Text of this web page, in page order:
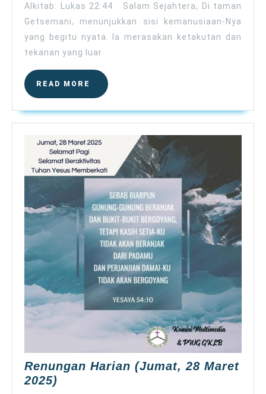
Alkitab: Lukas 22:44 Salam Sejahtera, Di taman
Getsemani, menunjukkan sisi kemanusiaan-Nya
yang begitu nyata. Ia merasakan ketakutan dan
tekanan yang luar
READ MORE
READ
MORE
Renungan Harian (Jumat, 28 Maret
2025)